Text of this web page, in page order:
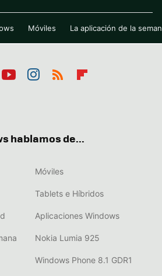
Móviles La aplicación de la
hablamos de...
Móviles
Tablets e Híbridos
Aplicaciones Windows
Nokia Lumia 925
Windows Phone 8.1 GDR1